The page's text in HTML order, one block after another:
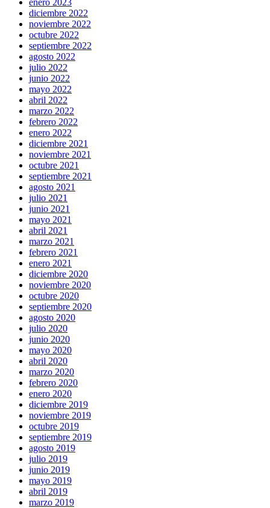
enero 2023
diciembre 2022
noviembre 2022
octubre 2022
septiembre 2022
agosto 2022
julio 2022
junio 2022
mayo 2022
abril 2022
marzo 2022
febrero 2022
enero 2022
diciembre 2021
noviembre 2021
octubre 2021
septiembre 2021
agosto 2021
julio 2021
junio 2021
mayo 2021
abril 2021
marzo 2021
febrero 2021
enero 2021
diciembre 2020
noviembre 2020
octubre 2020
septiembre 2020
agosto 2020
julio 2020
junio 2020
mayo 2020
abril 2020
marzo 2020
febrero 2020
enero 2020
diciembre 2019
noviembre 2019
octubre 2019
septiembre 2019
agosto 2019
julio 2019
junio 2019
mayo 2019
abril 2019
marzo 2019